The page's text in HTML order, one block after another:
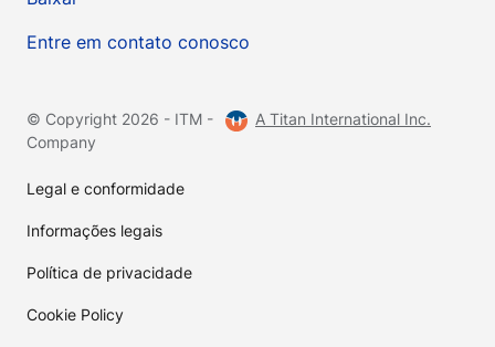
Entre em contato conosco
© Copyright 2026 - ITM -
A Titan International Inc.
Company
Legal e conformidade
Informações legais
Política de privacidade
Cookie Policy